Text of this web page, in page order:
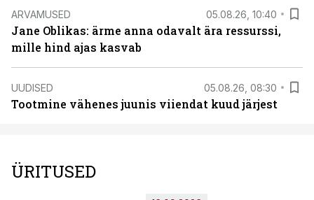
ARVAMUSED 05.08.26, 10:40
Jane Oblikas: ärme anna odavalt ära ressurssi,
mille hind ajas kasvab
UUDISED 05.08.26, 08:30
Tootmine vähenes juunis viiendat kuud järjest
ÜRITUSED